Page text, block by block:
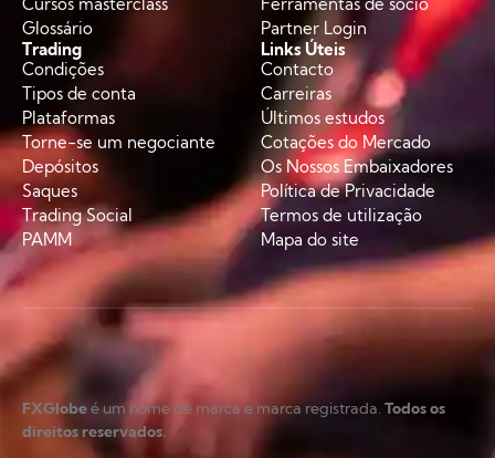
Glossário
Partner Login
Trading
Condições
Tipos de conta
Plataformas
Torne-se um negociante
Depósitos
Saques
Trading Social
PAMM
Links Úteis
Contacto
Carreiras
Últimos estudos
Cotações do Mercado
Os Nossos Embaixadores
Política de Privacidade
Termos de utilização
Mapa do site
FXGlobeé um nome de marca e marca registrada. Todos os
direitos reservados.